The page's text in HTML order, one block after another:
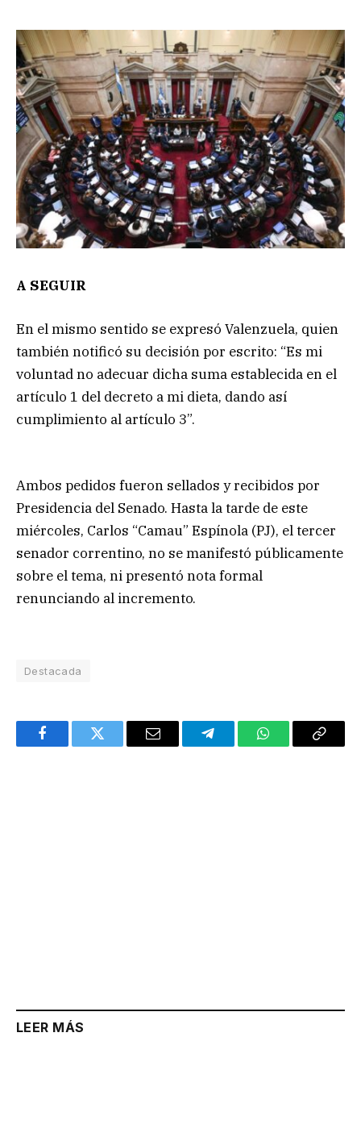
A SEGUIR
En el mismo sentido se expresó Valenzuela, quien
también notificó su decisión por escrito: “Es mi
voluntad no adecuar dicha suma establecida en el
artículo 1 del decreto a mi dieta, dando así
cumplimiento al artículo 3”.
Ambos pedidos fueron sellados y recibidos por
Presidencia del Senado. Hasta la tarde de este
miércoles, Carlos “Camau” Espínola (PJ), el tercer
senador correntino, no se manifestó públicamente
sobre el tema, ni presentó nota formal
renunciando al incremento.
Destacada
FacebookTwitter Email TelegramWhatsAppCopy
LEER MÁS